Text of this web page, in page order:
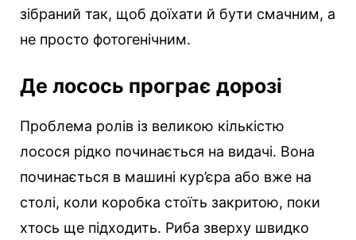
зібраний так, щоб доїхати й бути смачним, а
не просто фотогенічним.
Де лосось програє дорозі
Проблема ролів із великою кількістю
лосося рідко починається на видачі. Вона
починається в машині кур’єра або вже на
столі, коли коробка стоїть закритою, поки
хтось ще підходить. Риба зверху швидко